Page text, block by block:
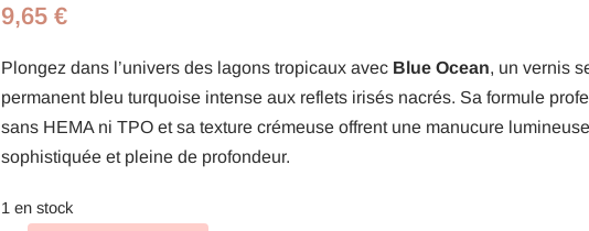
9,65€
Plongez dans l’univers des lagons tropicaux avec Blue Ocean, un vernis
permanent bleu turquoise intense aux reflets irisés nacrés. Sa formule
sans HEMA ni TPO et sa texture crémeuse offrent une manucure
sophistiquée et pleine de profondeur.
1 en stock